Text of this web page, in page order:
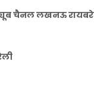
चैनल लखनऊ